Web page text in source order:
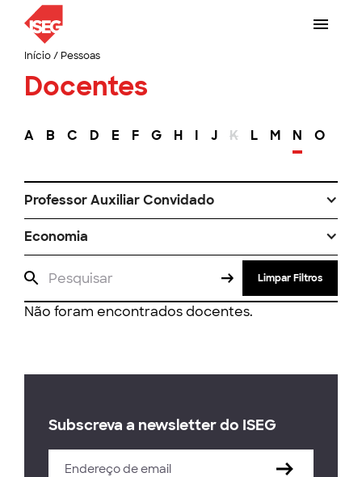
Início/ Pessoas
Docentes
A B C D E F G H I J K L M N O
Professor Auxiliar Convidado
Economia
Limpar Filtros
Não foram encontrados docentes.
Subscreva a newsletter do ISEG